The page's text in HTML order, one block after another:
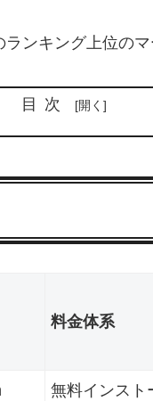
ンキング上位の
目次
料金体系
無料インスト